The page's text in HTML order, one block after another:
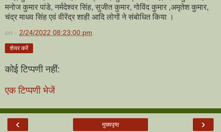
मनोज कुमार पांडे, नर्मदेश्वर सिंह, सुजीत कुमार, गोविंद कुमार ,अमृतेश कुमार,
चंद्र माधव सिंह एवं वीरेंद्र शाही आदि लोगों ने संबोधित किया ।
on - 2/24/2022 08:23:00 pm
शेयर करें
कोई टिप्पणी नहीं:
एक टिप्पणी भेजें
‹ ›
मुख्यपृष्ठ